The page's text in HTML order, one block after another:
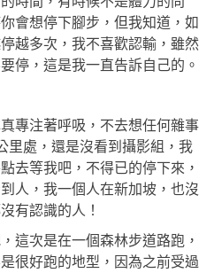
會想停下腳步，但我知道，如
越多次，我不喜歡認輸，雖然
停，這是我一直告訴自己的。
專注著呼吸，不去想任何雜事
里處，還是沒看到攝影組，我
去等我吧，不得已的停下來，
人，我一個人在新加坡，也沒
有認識的人！
這次是在一個森林步道路跑，
很好跑的地型，因為之前受過